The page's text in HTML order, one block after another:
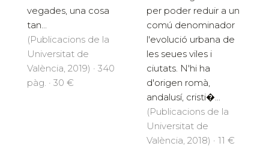
vegades, una cosa
tan...
(Publicacions de la
Universitat de
València, 2019) · 340
pàg. · 30 €
per poder reduir a un
comú denominador
l'evolució urbana de
les seues viles i
ciutats. N'hi ha
d'origen romà,
andalusí, cristi�...
(Publicacions de la
Universitat de
València, 2018) · 11 €